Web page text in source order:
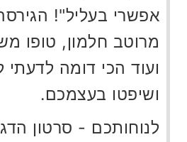
אפשרי בעליל"!
מרוטב חלמון, טופו
ועוד הכי דומה לדעתי
ושיפטו בעצמכם.
לנוחותכם - סרטון